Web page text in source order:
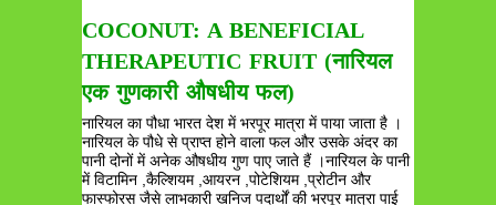
COCONUT: A BENEFICIAL
THERAPEUTIC FRUIT (नारियल
एक गुणकारी औषधीय फल)
नारियल का पौधा भारत देश में भरपूर मात्रा में पाया जाता है ।
नारियल के पौधे से प्राप्त होने वाला फल और उसके अंदर का
पानी दोनों में अनेक औषधीय गुण पाए जाते हैं ।नारियल के पानी
में विटामिन ,कैल्शियम ,आयरन ,पोटेशियम ,प्रोटीन और
फास्फोरस जैसे लाभकारी खनिज पदार्थों की भरपूर मात्रा पाई